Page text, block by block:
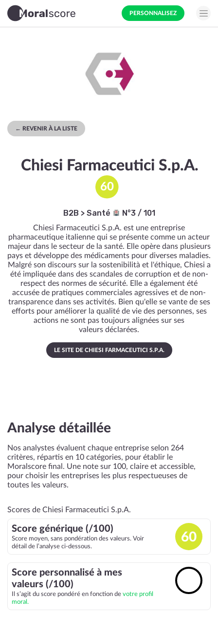
PERSONNALISEZ
← REVENIR À LA LISTE
Chiesi Farmaceutici S.p.A.
60
B2B > Santé N°3 / 101
Chiesi Farmaceutici S.p.A. est une entreprise
pharmaceutique italienne qui se présente comme un acteur
majeur dans le secteur de la santé. Elle opère dans plusieurs
pays et développe des médicaments pour diverses maladies.
Malgré son discours sur la sostenibilità et l'éthique, Chiesi a
été impliquée dans des scandales de corruption et de non-
respect des normes de sécurité. Elle a également été
accusée de pratiques commerciales agressives et de non-
transparence dans ses activités. Bien qu'elle se vante de ses
efforts pour améliorer la qualité de vie des personnes, ses
actions ne sont pas toujours alignées sur ses
valeurs déclarées.
LE SITE DE CHIESI FARMACEUTICI S.P.A.
Analyse détaillée
Nos analystes évaluent chaque entreprise selon 264
critères, répartis en 10 catégories, pour établir le
Moralscore final. Une note sur 100, claire et accessible,
pour choisir les entreprises les plus respectueuses de
toutes les valeurs.
Scores de Chiesi Farmaceutici S.p.A.
Score générique (/100)
Score moyen, sans pondération des valeurs. Voir
détail de l’analyse ci-dessous.
60
Score personnalisé à mes
valeurs (/100)
Il s’agit du score pondéré en fonction de votre profil
moral.